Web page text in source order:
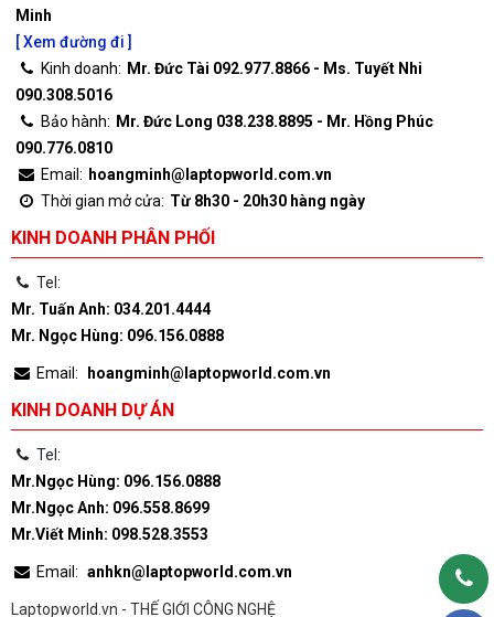
Minh
[ Xem đường đi ]
Kinh doanh: Mr. Đức Tài 092.977.8866 - Ms. Tuyết Nhi
090.308.5016
Bảo hành: Mr. Đức Long 038.238.8895 - Mr. Hồng Phúc
090.776.0810
Email: hoangminh@laptopworld.com.vn
Thời gian mở cửa: Từ 8h30 - 20h30 hàng ngày
KINH DOANH PHÂN PHỐI
Tel:
Mr. Tuấn Anh: 034.201.4444
Mr. Ngọc Hùng: 096.156.0888
Email: hoangminh@laptopworld.com.vn
KINH DOANH DỰ ÁN
Tel:
Mr.Ngọc Hùng: 096.156.0888
Mr.Ngọc Anh: 096.558.8699
Mr.Viết Minh: 098.528.3553
Email: anhkn@laptopworld.com.vn
Laptopworld.vn - THẾ GIỚI CÔNG NGHỆ